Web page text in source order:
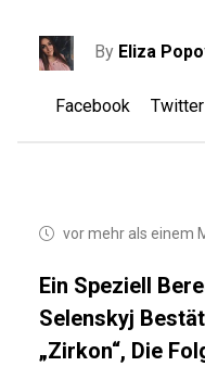
By Eliza
Facebook Twitter
vor mehr als einem
Ein Speziell
Selenskyj
„Zirkon“, Die